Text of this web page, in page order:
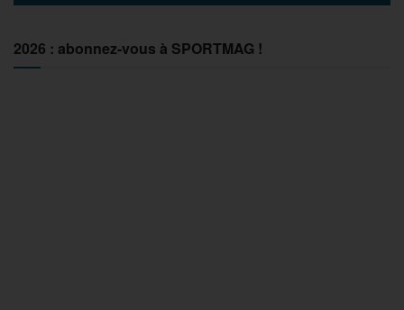
2026 : abonnez-vous à SPORTMAG !